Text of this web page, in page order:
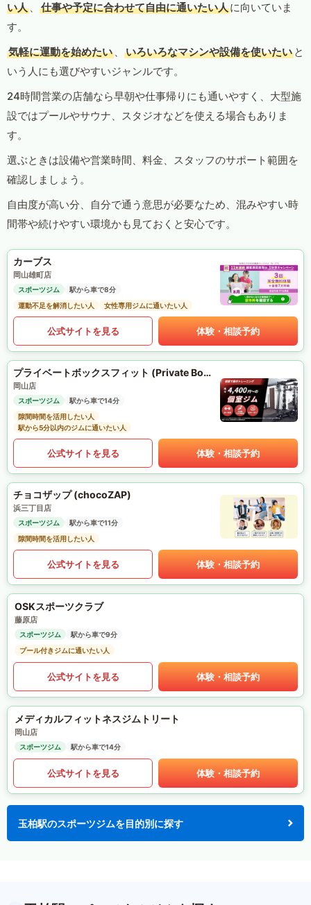
い人 、 仕事や予定に合わせて自由に通いたい人に向いていま
す。
気軽に運動を始めたい 、 いろいろなマシンや設備を使いたい と
いう人にも選びやすいジャンルです。
24時間営業の店舗なら早朝や仕事帰りにも通いやすく、大型施
設ではプールやサウナ、スタジオなどを使える場合もありま
す。
選ぶときは設備や営業時間、料金、スタッフのサポート範囲を
確認しましょう。
自由度が高い分、自分で通う意思が必要なため、混みやすい時
間帯や続けやすい環境かも見ておくと安心です。
カーブス
岡山雄町店
スポーツジム
駅から車で8分
運動不足を解消したい人
女性専用ジムに通いたい人
公式サイトを見る 体験・相談予約
プライベートボックスフィット (Private Box Fit)
岡山店
スポーツジム
駅から車で14分
隙間時間を活用したい人
駅から5分以内のジムに通いたい人
公式サイトを見る 体験・相談予約
チョコザップ (chocoZAP)
浜三丁目店
スポーツジム
駅から車で11分
隙間時間を活用したい人
公式サイトを見る 体験・相談予約
OSKスポーツクラブ
藤原店
スポーツジム
駅から車で9分
プール付きジムに通いたい人
公式サイトを見る 体験・相談予約
メディカルフィットネスジムトリート
岡山店
スポーツジム 駅から車で14分
公式サイトを見る 体験・相談予約
玉柏駅のスポーツジムを目的別に探す